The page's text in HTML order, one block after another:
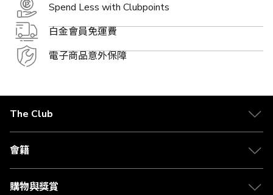
Spend Less with Clubpoints
白金會員免運費
電子商品意外保障
The Club
關於 The Club
合作夥伴
媒體中心
會籍
會籍及專屬禮遇
賺取積分
購物與獎賞